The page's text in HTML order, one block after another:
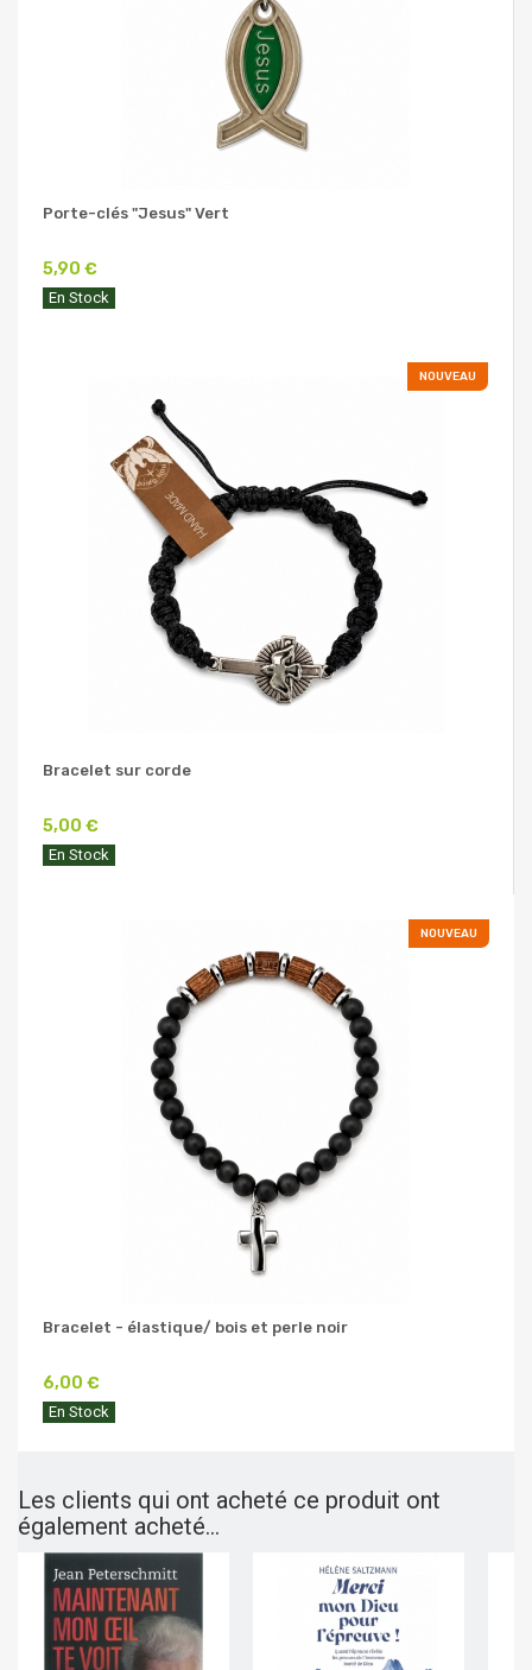
Porte-clés "Jesus" Vert
5,90 €
En Stock
NOUVEAU
Bracelet sur corde
5,00 €
En Stock
NOUVEAU
Bracelet - élastique/ bois et perle noir
6,00 €
En Stock
Les clients qui ont acheté ce produit ont
également acheté...